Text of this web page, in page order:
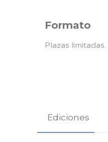
Formato
Plazas
Ediciones